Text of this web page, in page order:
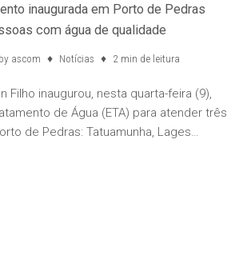
inaugurada em Porto de Pedras
com água de qualidade
by ascom Notícias 2 min de leitura
Filho inaugurou, nesta quarta-feira (9),
de Água (ETA) para atender três
de Pedras: Tatuamunha, Lages…